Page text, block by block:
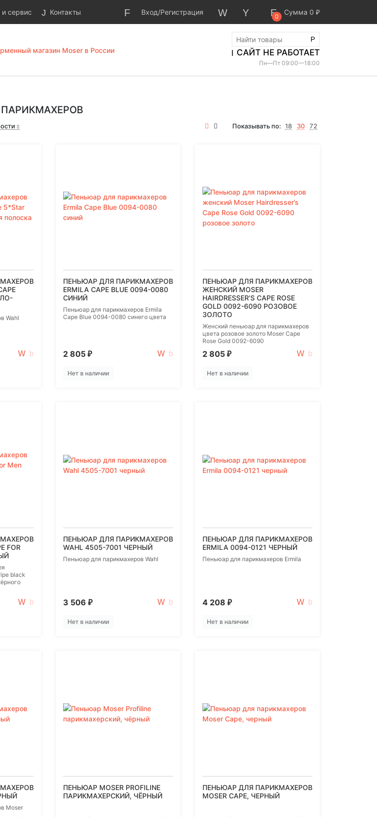
и сервис Контакты Вход/Регистрация
0
Сумма 0 ₽
САЙТ НЕ РАБОТАЕТ
Пн—Пт 09:00—18:00
с вибромотором. Нож на винтах,
регулируемый 0,7-3мм. Комплект: 1...
Нет в наличии
Показывать по: 18 30 72
Wahl
ПЕНЬЮАР ДЛЯ ПАРИКМАХЕРОВ
ERMILA CAPE BLUE 0094-0080
СИНИЙ
Пеньюар для парикмахеров Ermila
Cape Blue 0094-0080 синего цвета
2 805 ₽
Нет в наличии
ПЕНЬЮАР ДЛЯ ПАРИКМАХЕРОВ
ЖЕНСКИЙ MOSER
HAIRDRESSER’S CAPE ROSE
GOLD 0092-6090 РОЗОВОЕ
ЗОЛОТО
Женский пеньюар для парикмахеров
цвета розовое золото Moser Cape
Rose Gold 0092-6090
2 805 ₽
Нет в наличии
FOR
black
ПЕНЬЮАР ДЛЯ ПАРИКМАХЕРОВ
WAHL 4505-7001 ЧЕРНЫЙ
Пеньюар для парикмахеров Wahl
3 506 ₽
Нет в наличии
ПЕНЬЮАР ДЛЯ ПАРИКМАХЕРОВ
ERMILA 0094-0121 ЧЕРНЫЙ
Пеньюар для парикмахеров Ermila
4 208 ₽
Нет в наличии
Moser
ПЕНЬЮАР MOSER PROFILINE
ПАРИКМАХЕРСКИЙ, ЧЁРНЫЙ
ПЕНЬЮАР ДЛЯ ПАРИКМАХЕРОВ
MOSER CAPE, ЧЕРНЫЙ